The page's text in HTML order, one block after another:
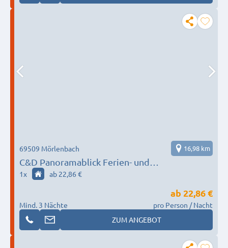
C&D Panoramablick Ferien- und
Monteurwohnungen
69509 Mörlenbach 16,98 km
1x ab 22,86 €
Mind. 3 Nächte
ab 22,86 €
pro Person / Nacht
ZUM ANGEBOT